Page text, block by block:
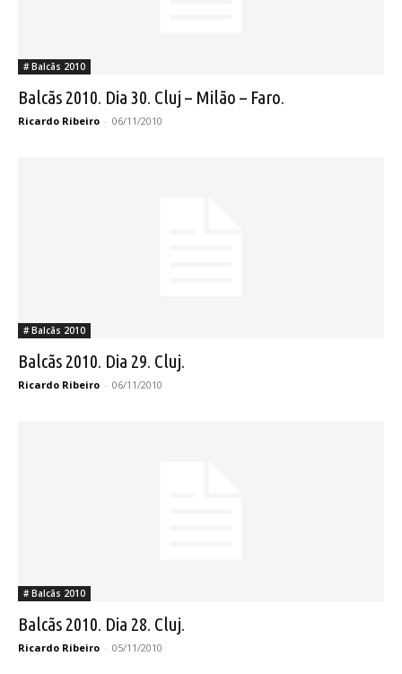
# Balcãs 2010
Balcãs 2010. Dia 30. Cluj – Milão – Faro.
Ricardo Ribeiro - 06/11/2010
# Balcãs 2010
Balcãs 2010. Dia 29. Cluj.
Ricardo Ribeiro - 06/11/2010
# Balcãs 2010
Balcãs 2010. Dia 28. Cluj.
Ricardo Ribeiro - 05/11/2010